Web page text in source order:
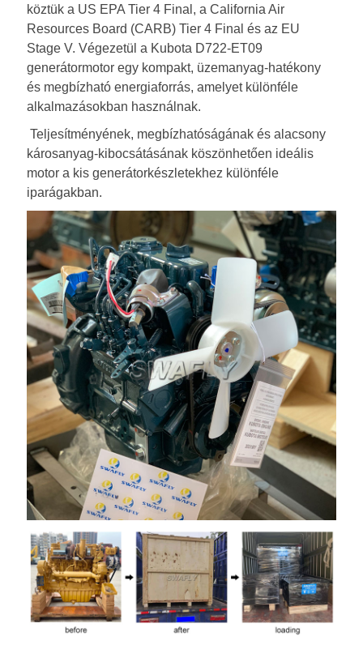
köztük a US EPA Tier 4 Final, a California Air
Resources Board (CARB) Tier 4 Final és az EU
Stage V. Végezetül a Kubota D722-ET09
generátormotor egy kompakt, üzemanyag-hatékony
és megbízható energiaforrás, amelyet különféle
alkalmazásokban használnak.
Teljesítményének, megbízhatóságának és alacsony
károsanyag-kibocsátásának köszönhetően ideális
motor a kis generátorkészletekhez különféle
iparágakban.